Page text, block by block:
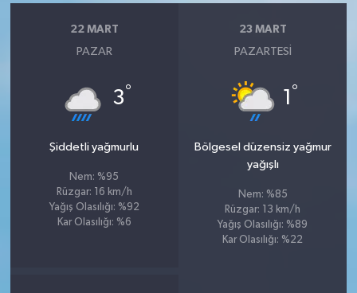
22 MART
PAZAR
3°
Şiddetli yağmurlu
Nem: %95
Rüzgar: 16 km/h
Yağış Olasılığı: %92
Kar Olasılığı: %6
23 MART
PAZARTESI
1 °
Bölgesel düzensiz yağmur
yağışlı
Nem: %85
Rüzgar: 13 km/h
Yağış Olasılığı: %89
Kar Olasılığı: %22